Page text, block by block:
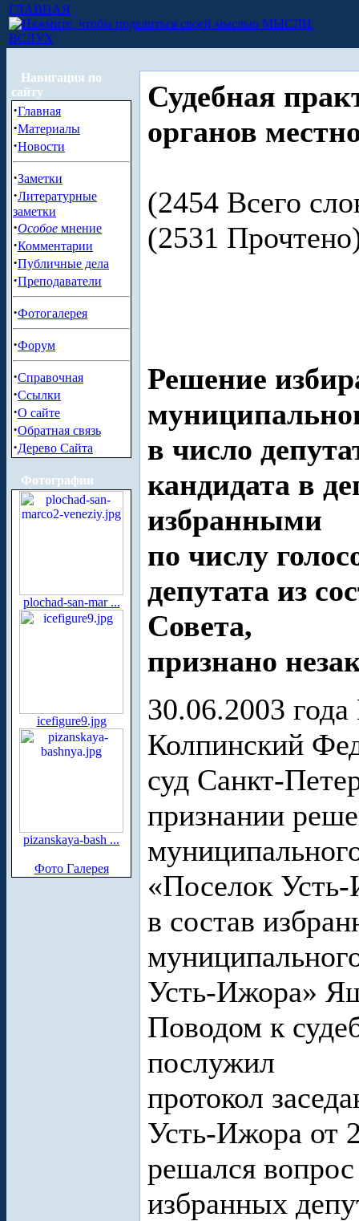
ГЛАВНАЯ
МЫСЛИ
ВСЛУХ
Навигация по
сайту
·Главная
·Материалы
·Новости
·Заметки
·Литературные
заметки
·Особое мнение
·Комментарии
·Публичные дела
·Преподаватели
·Фотогалерея
·Форум
·Справочная
·Ссылки
·О сайте
·Обратная связь
·Дерево Сайта
Фотографии
plochad-san-mar ...
icefigure9.jpg
pizanskaya-bash ...
Фото Галерея
Судебная
органов
(2454 Всего
(2531
Решение
в число
кандидата в
избранными
по числу
депутата из
Совета,
признано
30.06.2003
Колпинский
суд Санкт-
признании
«Поселок
в состав
Усть-Ижора»
Поводом к
послужил
протокол
Усть-Ижора от
решался
избранных